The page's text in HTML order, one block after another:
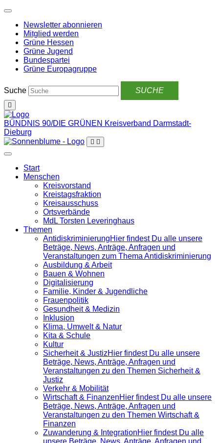
Weiter
Inhalt
Newsletter abonnieren
Mitglied werden
Grüne Hessen
Grüne Jugend
Bundespartei
Grüne Europagruppe
Suche
BÜNDNIS 90/DIE GRÜNEN Kreisverband Darmstadt-
Dieburg
Start
Menschen
Kreisvorstand
Kreistagsfraktion
Kreisausschuss
Ortsverbände
MdL Torsten Leveringhaus
Themen
Antidiskrimi­nierungHier findest Du alle unsere
Beträge, News, Anträge, Anfragen und
Veranstaltungen zum Thema Antidiskriminierung
Ausbildung & Arbeit
Bauen & Wohnen
Digitalisierung
Familie, Kinder & Jugendliche
Frauenpolitik
Gesundheit & Medizin
Inklusion
Klima, Umwelt & Natur
Kita & Schule
Kultur
Sicherheit & JustizHier findest Du alle unsere
Beträge, News, Anträge, Anfragen und
Veranstaltungen zu den Themen Sicherheit &
Justiz
Verkehr & Mobilität
Wirtschaft & FinanzenHier findest Du alle unsere
Beträge, News, Anträge, Anfragen und
Veranstaltungen zu den Themen Wirtschaft &
Finanzen
Zuwanderung & IntegrationHier findest Du alle
unsere Beträge, News, Anträge, Anfragen und